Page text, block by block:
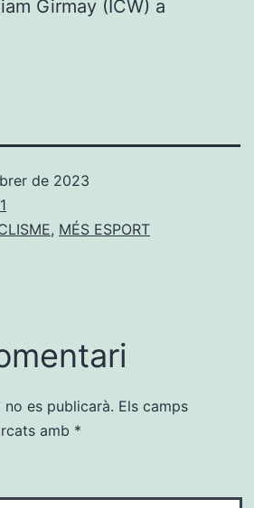
Girmay (ICW) a
de 2023
, MÉS ESPORT
es publicarà. Els camps
amb *